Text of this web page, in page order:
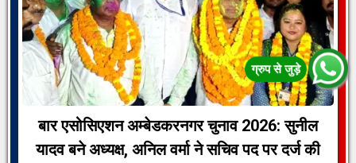
बार एसोसिएशन अम्बेडकरनगर चुनाव 2026: सुनील
यादव बने अध्यक्ष, अनिल वर्मा ने सचिव पद पर दर्ज की